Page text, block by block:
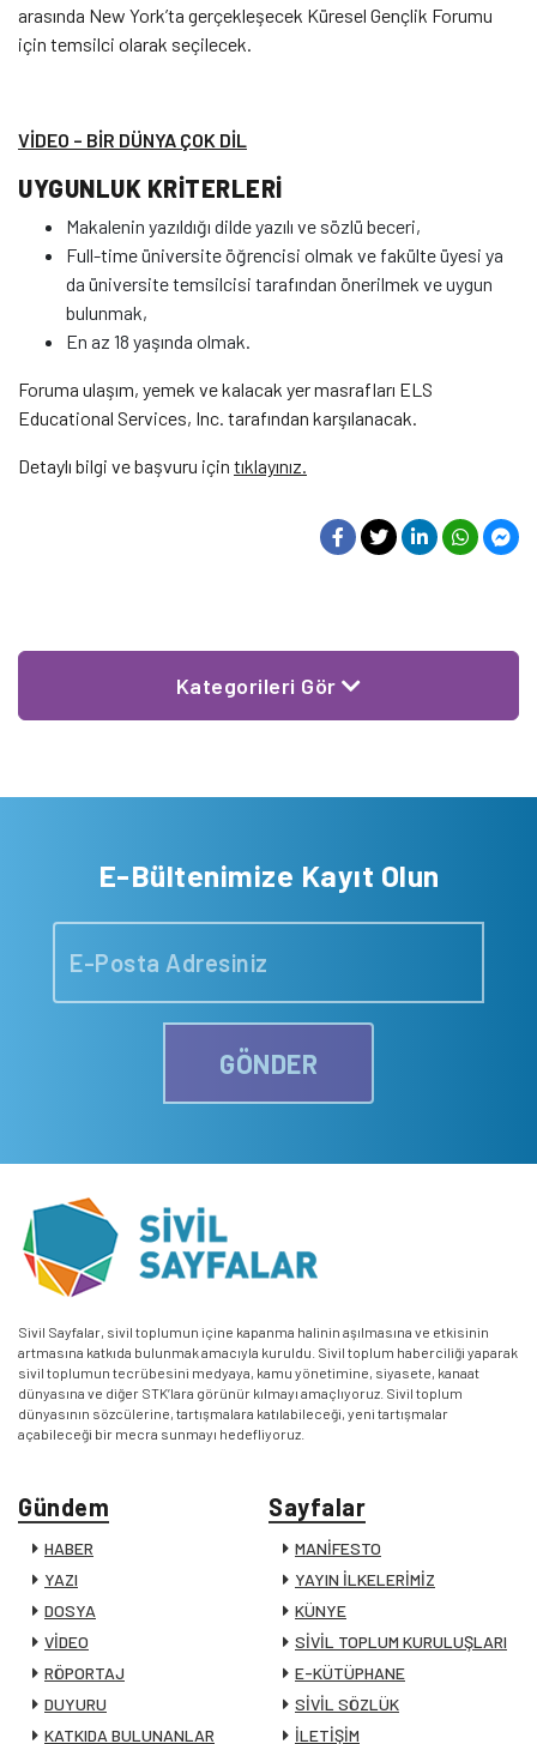
arasında New York’ta gerçekleşecek Küresel Gençlik Forumu
için temsilci olarak seçilecek.
VİDEO – BİR DÜNYA ÇOK DİL
UYGUNLUK KRİTERLERİ
Makalenin yazıldığı dilde yazılı ve sözlü beceri,
Full-time üniversite öğrencisi olmak ve fakülte üyesi ya
da üniversite temsilcisi tarafından önerilmek ve uygun
bulunmak,
En az 18 yaşında olmak.
Foruma ulaşım, yemek ve kalacak yer masrafları ELS
Educational Services, Inc. tarafından karşılanacak.
Detaylı bilgi ve başvuru için tıklayınız.
Kategorileri Gör
E-Bültenimize Kayıt Olun
GÖNDER
Sivil Sayfalar, sivil toplumun içine kapanma halinin aşılmasına ve etkisinin
artmasına katkıda bulunmak amacıyla kuruldu. Sivil toplum haberciliği yaparak
sivil toplumun tecrübesini medyaya, kamu yönetimine, siyasete, kanaat
dünyasına ve diğer STK’lara görünür kılmayı amaçlıyoruz. Sivil toplum
dünyasının sözcülerine, tartışmalara katılabileceği, yeni tartışmalar
açabileceği bir mecra sunmayı hedefliyoruz.
Gündem
HABER
YAZI
DOSYA
VİDEO
RÖPORTAJ
DUYURU
KATKIDA BULUNANLAR
Sayfalar
MANİFESTO
YAYIN İLKELERİMİZ
KÜNYE
SİVİL TOPLUM KURULUŞLARI
E-KÜTÜPHANE
SİVİL SÖZLÜK
İLETİŞİM